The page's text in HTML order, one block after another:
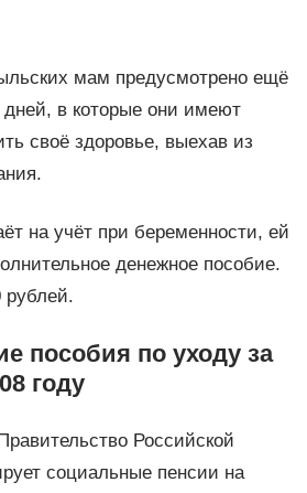
мам предусмотрено ещё
в которые они имеют
своё здоровье, выехав из
на учёт при беременности, ей
денежное пособие.
рублей.
пособия по уходу за
году
Российской
социальные пенсии на